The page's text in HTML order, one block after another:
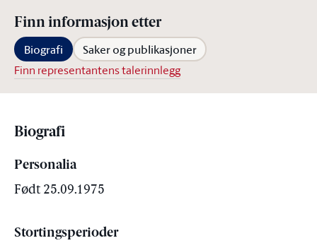
Finn informasjon etter
Biografi Saker og publikasjoner
Finn representantens talerinnlegg
Biografi
Personalia
Født 25.09.1975
Stortingsperioder